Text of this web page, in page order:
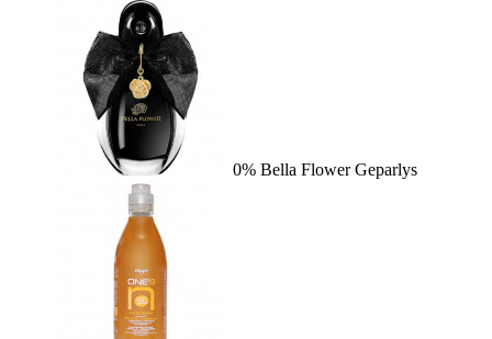
0% Bella Flower Geparlys